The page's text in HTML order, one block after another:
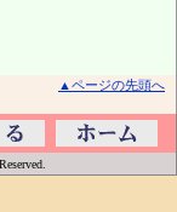
▲ページの先頭へ